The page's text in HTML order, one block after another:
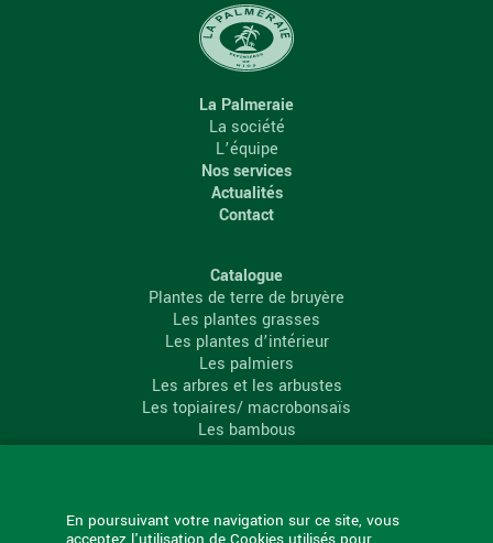
En poursuivant votre navigation sur ce site, vous
La Palmeraie
La société
L’équipe
Nos services
Actualités
Contact
Catalogue
Plantes de terre de bruyère
Les plantes grasses
Les plantes d’intérieur
Les palmiers
Les arbres et les arbustes
Les topiaires/ macrobonsaïs
Les bambous
Les conifères
La Palmeraie